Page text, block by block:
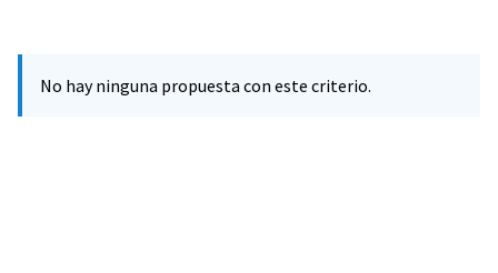
No hay ninguna propuesta con este criterio.